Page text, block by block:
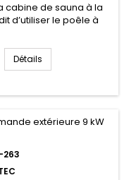
cabine de sauna à la
d’utiliser le poêle à
est adaptée à la
isolé atteint la
pierres du
température en
Détails